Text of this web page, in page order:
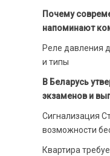
Почему
напоминают
Реле давления
и типы
В Беларусь
экзаменов и
Сигнализация
возможности
Квартира